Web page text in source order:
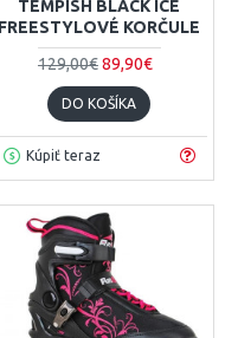
TEMPISH BLACK ICE
FREESTYLOVÉ KORČULE
129,00€89,90€
DO KOŠÍKA
Kúpiť teraz